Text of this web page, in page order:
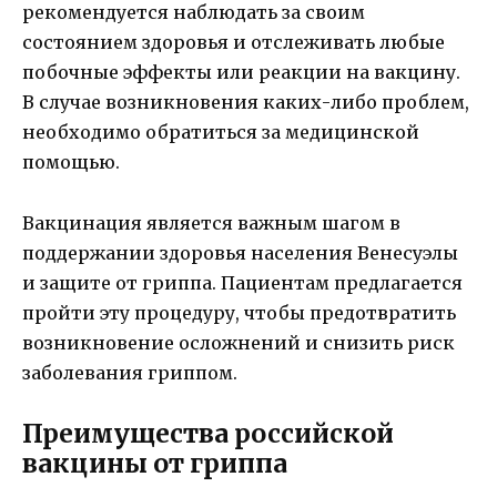
рекомендуется наблюдать за своим
состоянием здоровья и отслеживать любые
побочные эффекты или реакции на вакцину.
В случае возникновения каких-либо проблем,
необходимо обратиться за медицинской
помощью.
Вакцинация является важным шагом в
поддержании здоровья населения Венесуэлы
и защите от гриппа. Пациентам предлагается
пройти эту процедуру, чтобы предотвратить
возникновение осложнений и снизить риск
заболевания гриппом.
Преимущества российской
вакцины от гриппа